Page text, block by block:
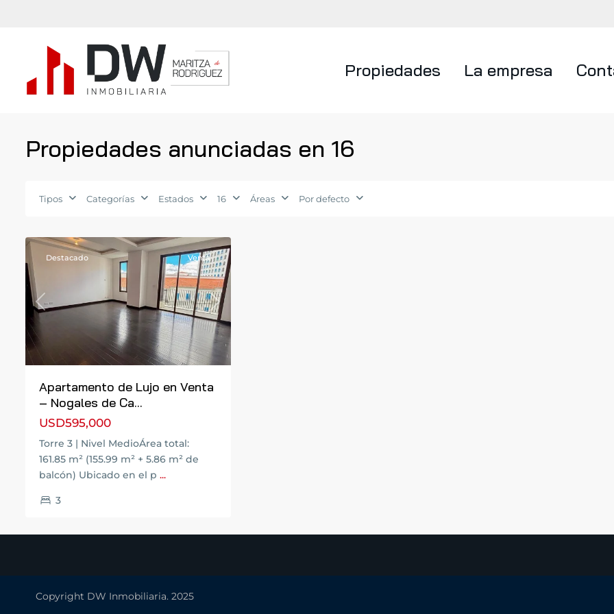
Propiedades La empresa
Propiedades anunciadas en 16
Tipos Categorías Estados 16 Áreas Por defecto
de
Previous Next
Destacado Venta
Apartamento de Lujo en Venta
– Nogales de Ca...
USD595,000
Torre 3 | Nivel MedioÁrea total:
161.85 m² (155.99 m² + 5.86 m² de
balcón) Ubicado en el p ...
3
Copyright DW Inmobiliaria. 2025